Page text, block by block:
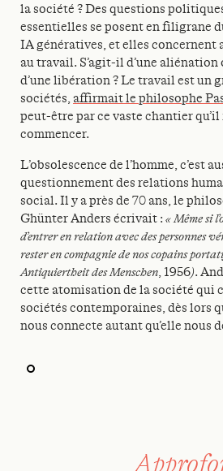
la société ? Des questions
essentielles se posent en filigrane
IA génératives, et elles concernent
au travail. S’agit-il d’une aliénation
d’une libération ? Le travail est un
sociétés, affirmait le philosophe
peut-être par ce vaste chantier
commencer.
L’obsolescence de l’homme, c’est
questionnement des relations
social. Il y a près de 70 ans, le
Ghünter Anders écrivait : « Même si
d’entrer en relation avec des personnes
rester en compagnie de nos copains
Antiquiertheit des Menschen, 1956).
cette atomisation de la société qui
sociétés contemporaines, dès lors
nous connecte autant qu’elle nous